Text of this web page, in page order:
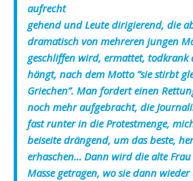
aufrecht
gehend und Leute dirigierend, die
dramatisch von mehreren jungen
geschliffen wird, ermattet, todkrank
hängt, nach dem Motto ”sie stirbt
Griechen”. Man fordert einen
noch mehr aufgebracht, die
fast runter in die Protestmenge,
beiseite drängend, um das beste,
erhaschen… Dann wird die alte
Masse getragen, wo sie dann